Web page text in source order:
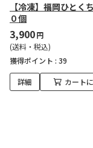
【冷凍】福岡ひとく
０個
3,900円
(送料・税込)
獲得ポイント : 39
詳細 カート